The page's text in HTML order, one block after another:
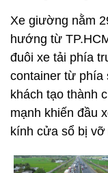
Xe giường nằm
hướng từ
đuôi xe tải phía
container từ phía
khách tạo thành
mạnh khiến đầu
kính cửa sổ bị vỡ